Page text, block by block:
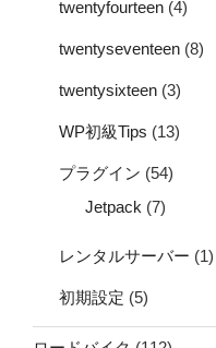
twentyfourteen (4)
twentyseventeen (8)
twentysixteen (3)
WP初級Tips (13)
プラグイン (54)
Jetpack (7)
レンタルサーバー (1)
初期設定 (5)